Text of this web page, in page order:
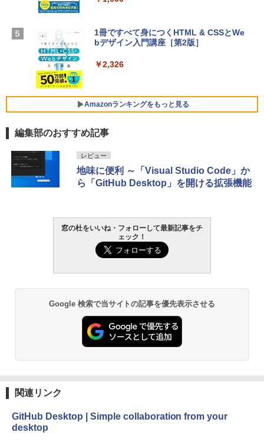
【Amazon.co.jp限定】 HP ノートパソコ
ン 15-fd 15.6インチ 16GBメモリ 512GB
SSD インテル Core 5
￥129,800
FMV ノートパソコン WE1-K3 (MS 365 P
ersonal/Copilotキー搭載/Win 11/15.6型/
VWK3E15W_AZ
￥119,800
Robloxギフトカード - 1000 Robux 【限
定バーチャルアイテムを含む】 【オンラ
ラインコード版
1冊ですべて身につくHTML & CSSとWe
bデザイン入門講座［第2版］
￥2,326
Amazonランキングをもっと見る
Amazon Kindle Paperwhite (16GB) 7イ
週間持続バッテリー、広告なし、ブラッ
ク
Amazon Kindle - 目に優しい、かさばら
ない、大きな画面で読みやすい、6週間持
続バッテリー、6インチディスプレイ電子
￥19,980
Kindle Paperwhite シグニチャーエディ
ション (32GB) 7インチディスプレイ、明
持続バッテリー、広告なし、メタリック
編集部のおすすめ記事
レビュー
地味に便利 ～「Visual Studio Code」か
ら「GitHub Desktop」を開ける拡張機能
窓の杜をいいね・フォローして最新記事をチ
ェック！
Google 検索で当サイトの記事を優先表示させる
関連リンク
GitHub Desktop | Simple collaboration from your
desktop